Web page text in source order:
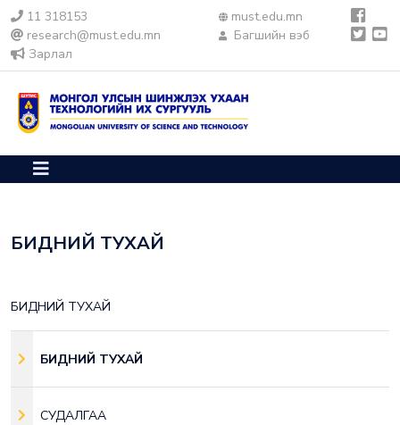
11 318153
research@must.edu.mn
Зарлал
must.edu.mn
Багшийн вэб
БИДНИЙ ТУХАЙ
БИДНИЙ ТУХАЙ
БИДНИЙ ТУХАЙ
СУДАЛГАА